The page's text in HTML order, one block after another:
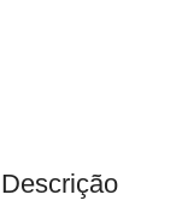
Descrição